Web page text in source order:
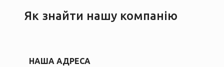
Як знайти нашу компанію
НАША АДРЕСА